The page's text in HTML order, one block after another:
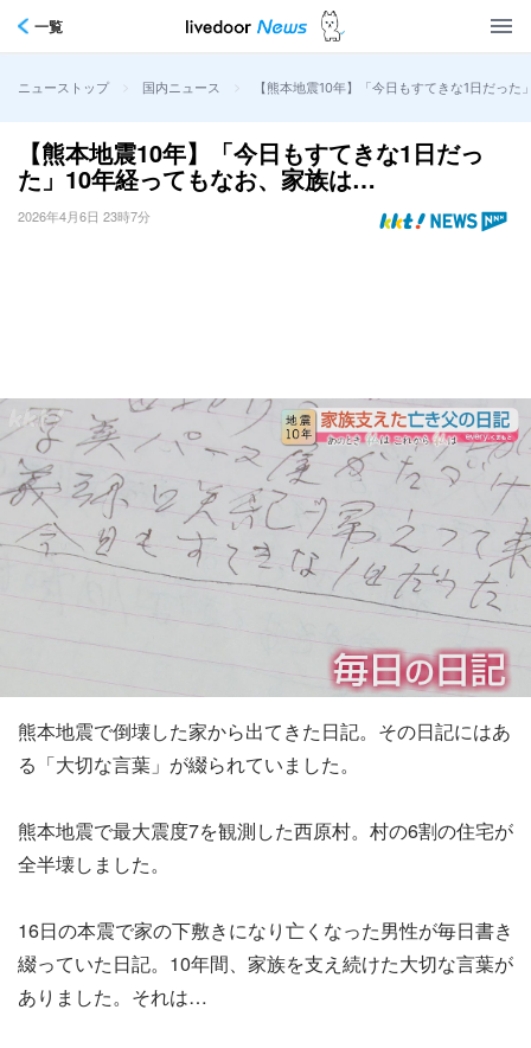
一覧
ニューストップ > 国内ニュース > 【熊本地震10年】「今日もすてきな1日だっ
【熊本地震10年】「今日もすてきな1日だっ
た」10年経ってもなお、家族は…
2026年4月6日 23時7分
熊本地震で倒壊した家から出てきた日記。その日記にはあ
る「大切な言葉」が綴られていました。
熊本地震で最大震度7を観測した西原村。村の6割の住宅が
全半壊しました。
16日の本震で家の下敷きになり亡くなった男性が毎日書き
綴っていた日記。10年間、家族を支え続けた大切な言葉が
ありました。それは…